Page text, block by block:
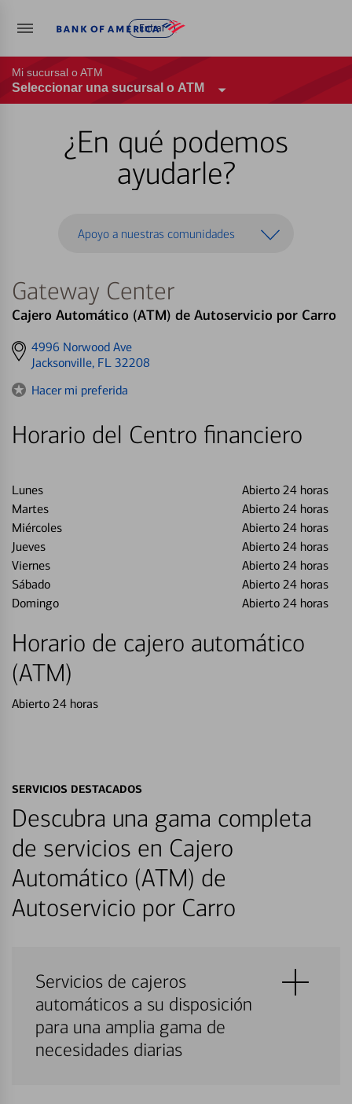
Entrar
Mi sucursal o ATM
Seleccionar una sucursal o ATM
¿En qué podemos
ayudarle?
Apoyo a nuestras comunidades
Gateway Center
Cajero Automático (ATM) de Autoservicio por Carro
Get
directions
4996 Norwood Ave
Jacksonville, FL 32208
Hacer mi preferida
Horario del Centro financiero
Lunes
Abierto 24 horas
Martes
Abierto 24 horas
Miércoles
Abierto 24 horas
Jueves
Abierto 24 horas
Viernes
Abierto 24 horas
Sábado
Abierto 24 horas
Domingo
Abierto 24 horas
Horario de cajero automático
(ATM)
Abierto 24 horas
SERVICIOS DESTACADOS
Descubra una gama completa
de servicios en Cajero
Automático (ATM) de
Autoservicio por Carro
Servicios de cajeros
automáticos a su disposición
para una amplia gama de
necesidades diarias